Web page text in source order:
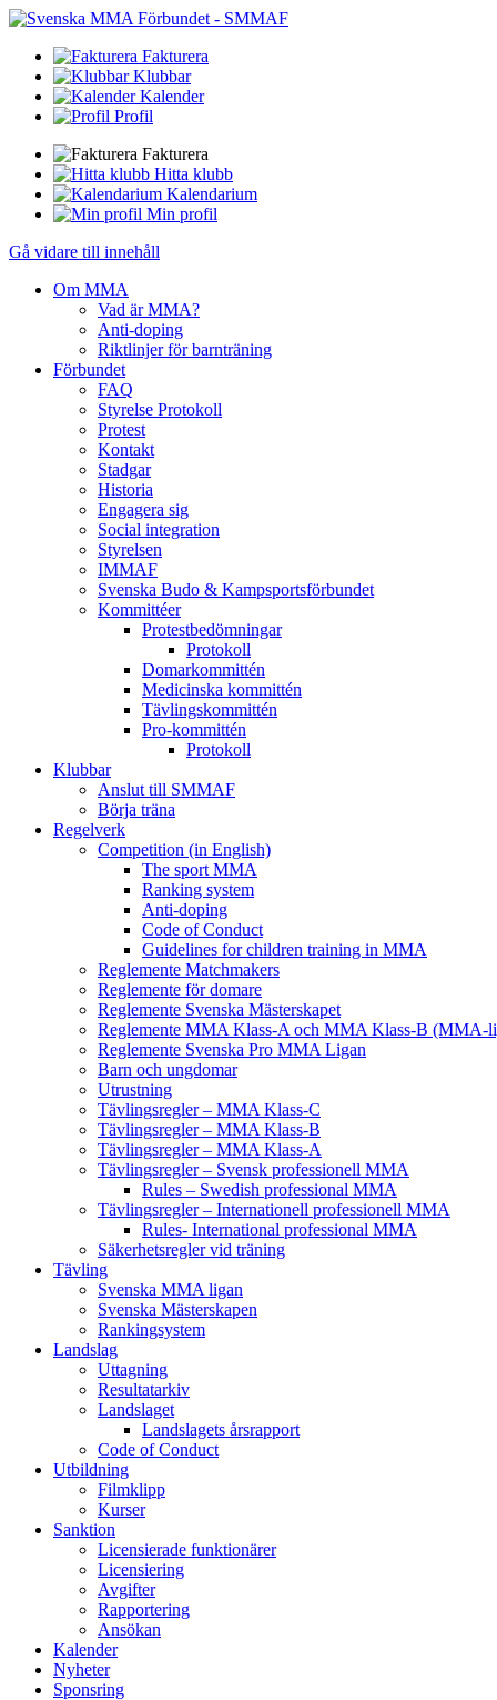
Fakturera
Klubbar
Kalender
Profil
Fakturera
Hitta klubb
Kalendarium
Min profil
Gå vidare till innehåll
Om MMA
Vad är MMA?
Anti-doping
Riktlinjer för barnträning
Förbundet
FAQ
Styrelse Protokoll
Protest
Kontakt
Stadgar
Historia
Engagera sig
Social integration
Styrelsen
IMMAF
Svenska Budo & Kampsportsförbundet
Kommittéer
Protestbedömningar
Protokoll
Domarkommittén
Medicinska kommittén
Tävlingskommittén
Pro-kommittén
Protokoll
Klubbar
Anslut till SMMAF
Börja träna
Regelverk
Competition (in English)
The sport MMA
Ranking system
Anti-doping
Code of Conduct
Guidelines for children training in MMA
Reglemente Matchmakers
Reglemente för domare
Reglemente Svenska Mästerskapet
Reglemente MMA Klass-A och MMA Klass-B (MMA-
Reglemente Svenska Pro MMA Ligan
Barn och ungdomar
Utrustning
Tävlingsregler – MMA Klass-C
Tävlingsregler – MMA Klass-B
Tävlingsregler – MMA Klass-A
Tävlingsregler – Svensk professionell MMA
Rules – Swedish professional MMA
Tävlingsregler – Internationell professionell MMA
Rules- International professional MMA
Säkerhetsregler vid träning
Tävling
Svenska MMA ligan
Svenska Mästerskapen
Rankingsystem
Landslag
Uttagning
Resultatarkiv
Landslaget
Landslagets årsrapport
Code of Conduct
Utbildning
Filmklipp
Kurser
Sanktion
Licensierade funktionärer
Licensiering
Avgifter
Rapportering
Ansökan
Kalender
Nyheter
Sponsring